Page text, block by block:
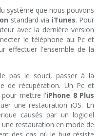
système que nous pouvons
standard via iTunes. Pour
avec la dernière version
le téléphone au Pc et
effectuer l'ensemble de la
pas le souci, passer à la
de récupération. Un Pc et
pour mettre l'iPhone 8 Plus
une restauration iOS. En
causés par un logiciel
restauration en mode de